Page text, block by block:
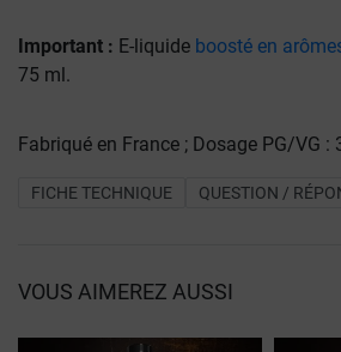
Important : E-liquide boosté en
75 ml.
Fabriqué en France ; Dosage PG/VG :
FICHE TECHNIQUE QUESTION /
VOUS AIMEREZ AUSSI